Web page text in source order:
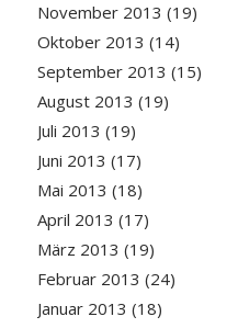
November 2013 (19)
Oktober 2013 (14)
September 2013 (15)
August 2013 (19)
Juli 2013 (19)
Juni 2013 (17)
Mai 2013 (18)
April 2013 (17)
März 2013 (19)
Februar 2013 (24)
Januar 2013 (18)